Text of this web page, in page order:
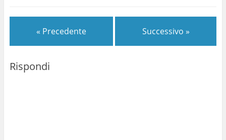
« Precedente Successivo »
Rispondi